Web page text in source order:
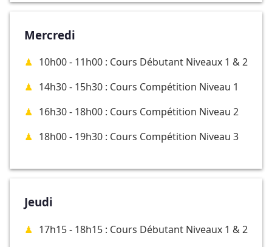
Mercredi
10h00 - 11h00 : Cours Débutant Niveaux 1 & 2
14h30 - 15h30 : Cours Compétition Niveau 1
16h30 - 18h00 : Cours Compétition Niveau 2
18h00 - 19h30 : Cours Compétition Niveau 3
Jeudi
17h15 - 18h15 : Cours Débutant Niveaux 1 & 2